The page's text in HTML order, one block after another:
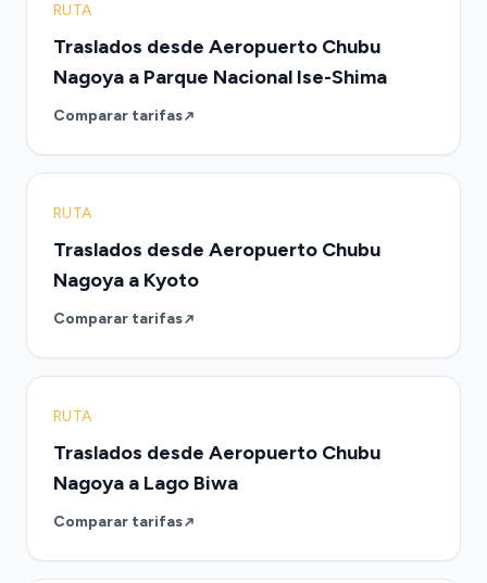
RUTA
Traslados desde Aeropuerto Chubu
Nagoya a Parque Nacional Ise-Shima
Comparar tarifas
RUTA
Traslados desde Aeropuerto Chubu
Nagoya a Kyoto
Comparar tarifas
RUTA
Traslados desde Aeropuerto Chubu
Nagoya a Lago Biwa
Comparar tarifas